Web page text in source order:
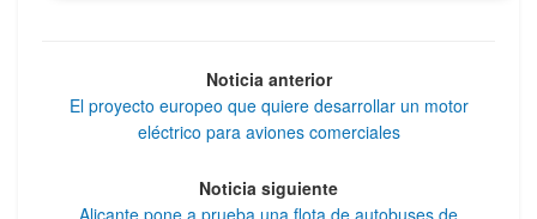
Noticia anterior
El proyecto europeo que quiere desarrollar un motor
eléctrico para aviones comerciales
Noticia siguiente
Alicante pone a prueba una flota de autobuses de